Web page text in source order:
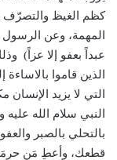
كظم الغيظ والتصرّف
المهمة، وعن الرسول
عبداً بعفو إلا عزاً)
الذين قاموا بالاساءة
التي لا يزيد الإنسان
النبي سلام الله
بالتحلي بالصبر
قطعك، وأعطِ مَن